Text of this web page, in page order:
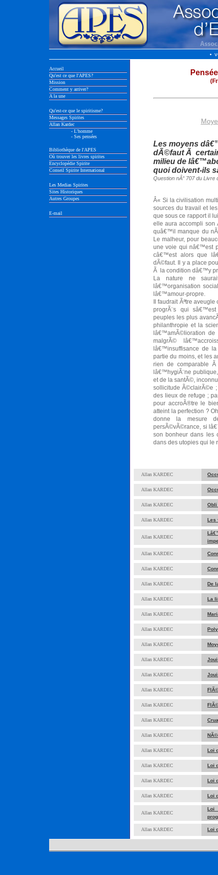
•
Accueil
Qu'est ce que l'APES?
Mission
Comment y arriver?
A la une
Qu'est-ce que le spiritisme?
Messages Spirites
Allan Kardec
- L'homme
- Ses pensées
Bibliothèque de l'APES
Où trouver les livres spirites
Encyclopédie Spirite
Conseil Spirite International
Les Medias Spirites
Sites Historiques
Autres Groupes
E-mail
Les moyens
dÃ©faut Ã
milieu de
quoi doivent-ils
Question nÂ° 707 du Livre
Â« Si la civilisation
sources du travail et
que sous ce rapport il
elle aura accompli son
quâ€™il manque du
Le malheur, pour
une voie qui nâ€™est
câ€™est alors que
dÃ©faut. Il y a place
Ã la condition dâ€™y
La nature ne
lâ€™organisation
lâ€™amour-propre.
Il faudrait Ãªtre
progrÃ¨s qui
peuples les plus
philanthropie et la
lâ€™amÃ©lioration
malgrÃ©
lâ€™insuffisance de
partie du moins, et les
rien de comparable
lâ€™hygiÃ¨ne
et de la santÃ©,
sollicitude Ã©clairÃ©e
des lieux de refuge ;
pour accroÃ®tre le
atteint la perfection ?
donne la mesure
persÃ©vÃ©rance, si
son bonheur dans les
dans des utopies qui le
Allan KARDEC
Allan KARDEC
Allan KARDEC Obli
Allan KARDEC Les
Allan KARDEC
Allan KARDEC
Allan KARDEC
Allan KARDEC De
Allan KARDEC La
Allan KARDEC
Allan KARDEC
Allan KARDEC
Allan KARDEC
Allan KARDEC
Allan KARDEC
Allan KARDEC
Allan KARDEC
Allan KARDEC
Allan KARDEC Loi
Allan KARDEC Loi
Allan KARDEC Loi
Allan KARDEC Loi
Allan KARDEC
Loi
Allan KARDEC Loi